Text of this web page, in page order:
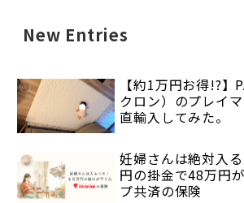
New Entries
【約1万円お得!?】
クロン）のプレイ
直輸入してみた。
妊婦さんは絶対入
円の掛金で48万円
プ共済の保険